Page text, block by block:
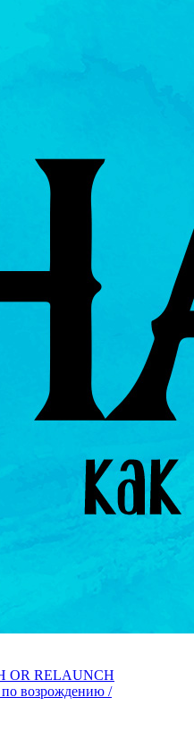
OR RELAUNCH
возрождению /